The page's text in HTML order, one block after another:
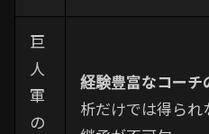
巨
人
軍
の
経験豊富なコーチ
析だけでは得ら